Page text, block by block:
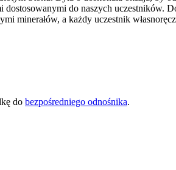
do naszych uczestników.
minerałów, a każdy uczestnik
do bezpośredniego odnośnika.